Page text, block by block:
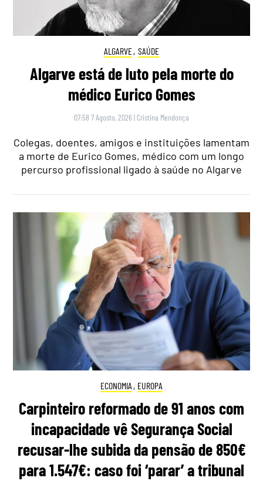
ALGARVE, SAÚDE
Algarve está de luto pela morte do
médico Eurico Gomes
07:58 7 Agosto, 2026 | Cristina Mendonça
Colegas, doentes, amigos e instituições lamentam
a morte de Eurico Gomes, médico com um longo
percurso profissional ligado à saúde no Algarve
ECONOMIA , EUROPA
Carpinteiro reformado de 91 anos com
incapacidade vê Segurança Social
recusar-lhe subida da pensão de 850€
para 1.547€: caso foi ‘parar’ a tribunal